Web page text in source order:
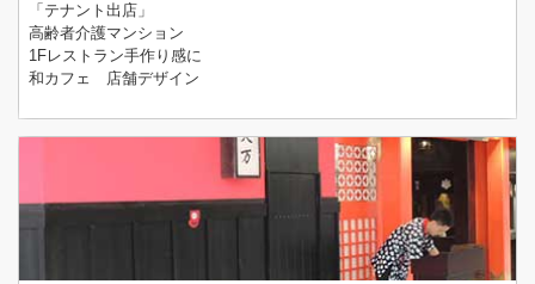
「テナント出店」
高齢者介護マンション
1Fレストラン手作り感に
和カフェ 店舗デザイン